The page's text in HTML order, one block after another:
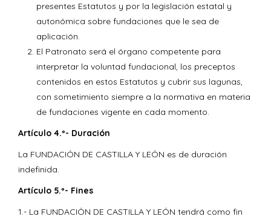
presentes Estatutos y por la legislación estatal y
autonómica sobre fundaciones que le sea de
aplicación.
El Patronato será el órgano competente para
interpretar la voluntad fundacional, los preceptos
contenidos en estos Estatutos y cubrir sus lagunas,
con sometimiento siempre a la normativa en materia
de fundaciones vigente en cada momento.
Artículo 4.º- Duración
La FUNDACIÓN DE CASTILLA Y LEÓN es de duración
indefinida.
Artículo 5.º- Fines
1.- La FUNDACIÓN DE CASTILLA Y LEÓN tendrá como fin